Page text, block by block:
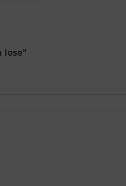
lose"